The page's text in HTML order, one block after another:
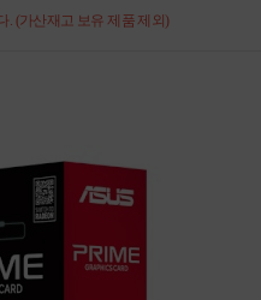
. (가산재고 보유 제품 제외)